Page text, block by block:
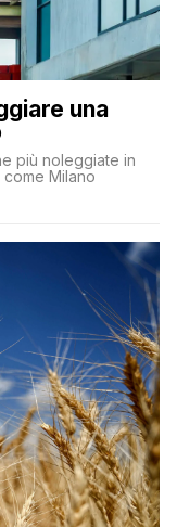
una
più noleggiate in
Milano